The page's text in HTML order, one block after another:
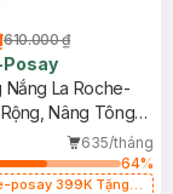
610.000 ₫
Posay
Nắng La Roche-
Nâng Tông
635/tháng
64%
posay 399K Tặng